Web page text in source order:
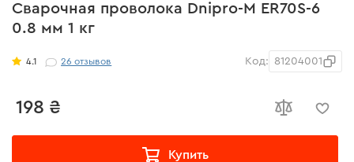
Сварочная проволока Dnipro-M ЕR70S-6
0.8 мм 1 кг
4.1 26отзывов Код: 81204001
198 ₴
Купить